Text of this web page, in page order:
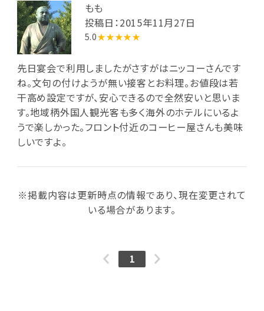
もも
投稿日：2015年11月27日
5.0★★★★★
先日宴会で利用しましたがさすがはニッコーさんです
ね。文句の付けようが無い接客とお料理。お値段は若
干高め設定ですが、安心できるので全然安いと思いま
す。地域柄外国人観光客も多く海外のホテルにいるよ
うで楽しかった。フロント付近のコーヒー屋さんも美味
しいですよ。
※掲載内容は更新時点の情報であり、現在変更されて
いる場合があります。
1